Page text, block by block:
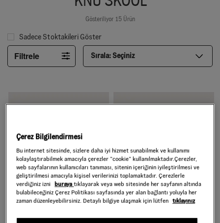
Gösteriliyor 15 Ürün
Sadece Stoktakileri Göster
Filtrele Sırala:Seçiniz
Çerez Bilgilendirmesi
Bu internet sitesinde, sizlere daha iyi hizmet sunabilmek ve kullanımı
kolaylaştırabilmek amacıyla çerezler ”cookie” kullanılmaktadır.Çerezler,
web sayfalarının kullanıcıları tanıması, sitenin içeriğinin iyileştirilmesi ve
geliştirilmesi amacıyla kişisel verilerinizi toplamaktadır. Çerezlerle
verdiğiniz izni
burayatıklayarak veya web sitesinde her sayfanın altında
bulabileceğiniz Çerez Politikası sayfasında yer alan bağlantı yoluyla her
zaman düzenleyebilirsiniz. Detaylı bilgiye ulaşmak için lütfen tıklayınız